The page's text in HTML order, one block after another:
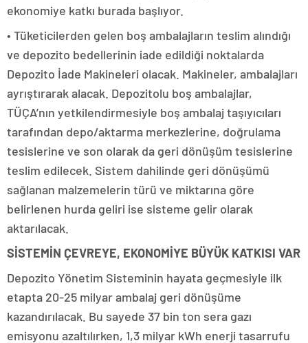
ekonomiye katkı burada başlıyor.
• Tüketicilerden gelen boş ambalajların teslim alındığı
ve depozito bedellerinin iade edildiği noktalarda
Depozito İade Makineleri olacak. Makineler, ambalajları
ayrıştırarak alacak. Depozitolu boş ambalajlar,
TÜÇA’nın yetkilendirmesiyle boş ambalaj taşıyıcıları
tarafından depo/aktarma merkezlerine, doğrulama
tesislerine ve son olarak da geri dönüşüm tesislerine
teslim edilecek. Sistem dahilinde geri dönüşümü
sağlanan malzemelerin türü ve miktarına göre
belirlenen hurda geliri ise sisteme gelir olarak
aktarılacak.
SİSTEMİN ÇEVREYE, EKONOMİYE BÜYÜK KATKISI VAR
Depozito Yönetim Sisteminin hayata geçmesiyle ilk
etapta 20-25 milyar ambalaj geri dönüşüme
kazandırılacak. Bu sayede 37 bin ton sera gazı
emisyonu azaltılırken, 1,3 milyar kWh enerji tasarrufu